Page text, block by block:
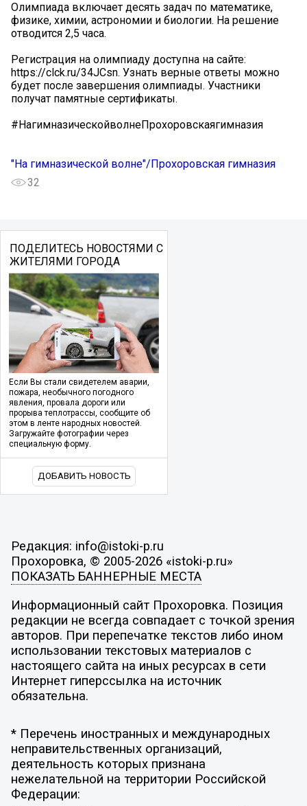
Олимпиада включает десять задач по математике,
физике, химии, астрономии и биологии. На решение
отводится 2,5 часа.
Регистрация на олимпиаду доступна на сайте:
https://clck.ru/34JCsn. Узнать верные ответы можно
будет после завершения олимпиады. Участники
получат памятные сертификаты.
#НагимназическойволнеПрохоровскаягимназия
"На гимназической волне"/Прохоровская гимназия
32
ПОДЕЛИТЕСЬ НОВОСТЯМИ С
ЖИТЕЛЯМИ ГОРОДА
Если Вы стали свидетелем аварии,
пожара, необычного погодного
явления, провала дороги или
прорыва теплотрассы, сообщите об
этом в ленте народных новостей.
Загружайте фотографии через
специальную форму.
ДОБАВИТЬ НОВОСТЬ
Редакция: info@istoki-p.ru
Прохоровка, © 2005-2026 «istoki-p.ru»
ПОКАЗАТЬ БАННЕРНЫЕ МЕСТА
Информационный сайт Прохоровка. Позиция
редакции не всегда совпадает с точкой зрения
авторов. При перепечатке текстов либо ином
использовании текстовых материалов с
настоящего сайта на иных ресурсах в сети
Интернет гиперссылка на источник
обязательна.
* Перечень иностранных и международных
неправительственных организаций,
деятельность которых признана
нежелательной на территории Российской
Федерации: